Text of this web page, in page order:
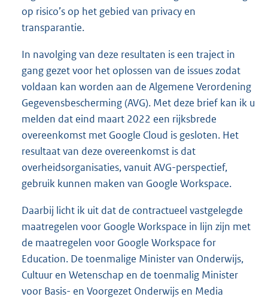
op risico’s op het gebied van privacy en
transparantie.
In navolging van deze resultaten is een traject in
gang gezet voor het oplossen van de issues zodat
voldaan kan worden aan de Algemene Verordening
Gegevensbescherming (AVG). Met deze brief kan ik u
melden dat eind maart 2022 een rijksbrede
overeenkomst met Google Cloud is gesloten. Het
resultaat van deze overeenkomst is dat
overheidsorganisaties, vanuit AVG-perspectief,
gebruik kunnen maken van Google Workspace.
Daarbij licht ik uit dat de contractueel vastgelegde
maatregelen voor Google Workspace in lijn zijn met
de maatregelen voor Google Workspace for
Education. De toenmalige Minister van Onderwijs,
Cultuur en Wetenschap en de toenmalig Minister
voor Basis- en Voorgezet Onderwijs en Media